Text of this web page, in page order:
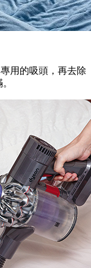
用的吸頭，再去除